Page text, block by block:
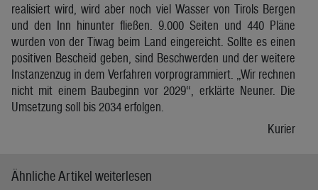
realisiert wird, wird aber noch viel Wasser von Tirols Bergen
und den Inn hinunter fließen. 9.000 Seiten und 440 Pläne
wurden von der Tiwag beim Land eingereicht. Sollte es einen
positiven Bescheid geben, sind Beschwerden und der weitere
Instanzenzug in dem Verfahren vorprogrammiert. „Wir rechnen
nicht mit einem Baubeginn vor 2029“, erklärte Neuner. Die
Umsetzung soll bis 2034 erfolgen.
Kurier
Ähnliche Artikel weiterlesen